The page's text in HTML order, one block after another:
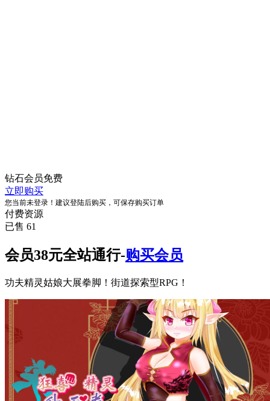
钻石会员免费
立即购买
您当前未登录！建议登陆后购买，可保存购买订单
付费资源
已售 61
会员38元全站通行-购买会员
功夫精灵姑娘大展拳脚！街道探索型RPG！